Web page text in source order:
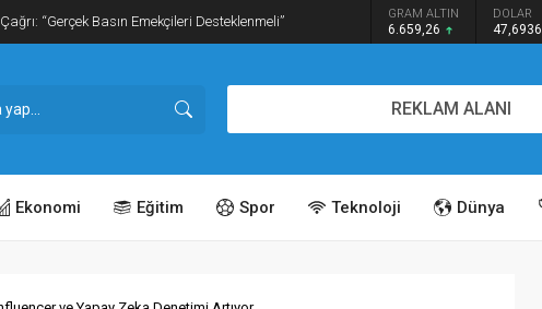
İşgaline Geçit Yok! GRAM ALTIN
6.659,26
DOLAR
47,6936
REKLAM ALANI
Ekonomi Eğitim Spor Teknoloji Dünya